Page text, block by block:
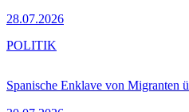
28.07.2026
Spanische Enklave von Migranten
POLITIK